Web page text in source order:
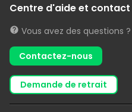
Centre d'aide et contact
Vous avez des questions ?
Contactez-nous
demande de retrait